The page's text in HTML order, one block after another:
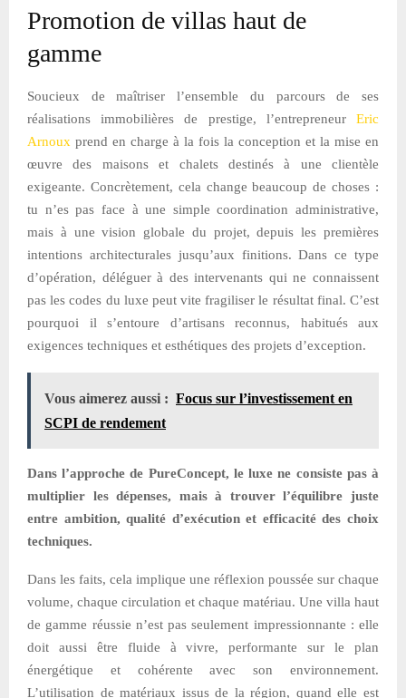
Promotion de villas haut de
gamme
Soucieux de maîtriser l’ensemble du parcours de ses
réalisations immobilières de prestige, l’entrepreneur Eric
Arnoux prend en charge à la fois la conception et la mise en
œuvre des maisons et chalets destinés à une clientèle
exigeante. Concrètement, cela change beaucoup de choses :
tu n’es pas face à une simple coordination administrative,
mais à une vision globale du projet, depuis les premières
intentions architecturales jusqu’aux finitions. Dans ce type
d’opération, déléguer à des intervenants qui ne connaissent
pas les codes du luxe peut vite fragiliser le résultat final. C’est
pourquoi il s’entoure d’artisans reconnus, habitués aux
exigences techniques et esthétiques des projets d’exception.
Vous aimerez aussi : Focus sur l’investissement en
SCPI de rendement
Dans l’approche de PureConcept, le luxe ne consiste pas à
multiplier les dépenses, mais à trouver l’équilibre juste
entre ambition, qualité d’exécution et efficacité des choix
techniques.
Dans les faits, cela implique une réflexion poussée sur chaque
volume, chaque circulation et chaque matériau. Une villa haut
de gamme réussie n’est pas seulement impressionnante : elle
doit aussi être fluide à vivre, performante sur le plan
énergétique et cohérente avec son environnement.
L’utilisation de matériaux issus de la région, quand elle est